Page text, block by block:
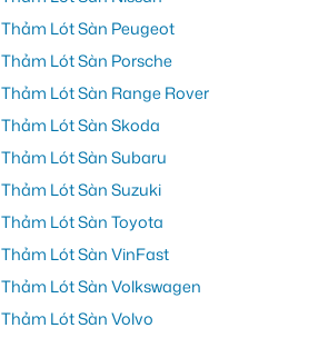
Thảm Lót Sàn Peugeot
Thảm Lót Sàn Porsche
Thảm Lót Sàn Range Rover
Thảm Lót Sàn Skoda
Thảm Lót Sàn Subaru
Thảm Lót Sàn Suzuki
Thảm Lót Sàn Toyota
Thảm Lót Sàn VinFast
Thảm Lót Sàn Volkswagen
Thảm Lót Sàn Volvo